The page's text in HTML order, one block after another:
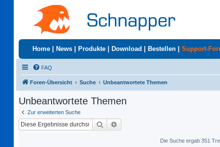
Home News Produkte Download Bestellen Support-
FAQ
Foren-Übersicht Suche Unbeantwortete Themen
Unbeantwortete Themen
Zur erweiterten Suche
Suche
Die Suche ergab 351